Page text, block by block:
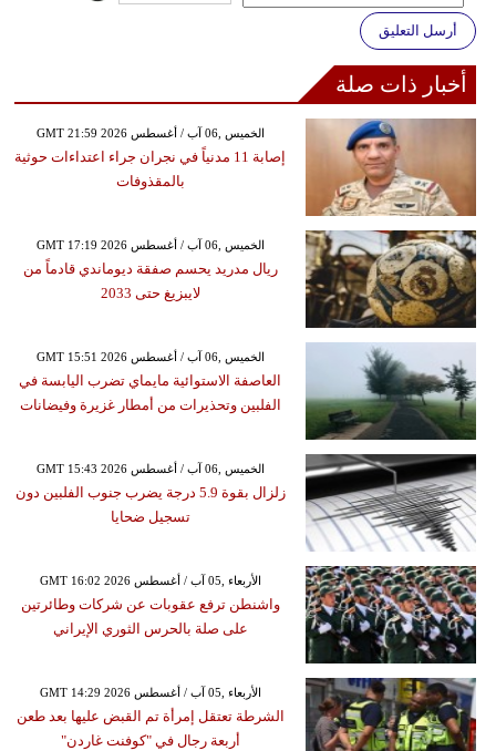
أرسل التعليق
أخبار ذات صلة
GMT 21:59 2026 الخميس ,06 آب / أغسطس
إصابة 11 مدنياً في نجران جراء اعتداءات حوثية
بالمقذوفات
GMT 17:19 2026 الخميس ,06 آب / أغسطس
ريال مدريد يحسم صفقة ديوماندي قادماً من
لايبزيغ حتى 2033
GMT 15:51 2026 الخميس ,06 آب / أغسطس
العاصفة الاستوائية مايماي تضرب اليابسة في
الفلبين وتحذيرات من أمطار غزيرة وفيضانات
GMT 15:43 2026 الخميس ,06 آب / أغسطس
زلزال بقوة 5.9 درجة يضرب جنوب الفلبين دون
تسجيل ضحايا
GMT 16:02 2026 الأربعاء ,05 آب / أغسطس
واشنطن ترفع عقوبات عن شركات وطائرتين
على صلة بالحرس الثوري الإيراني
GMT 14:29 2026 الأربعاء ,05 آب / أغسطس
الشرطة تعتقل إمرأة تم القبض عليها بعد طعن
أربعة رجال في "كوفنت غاردن"